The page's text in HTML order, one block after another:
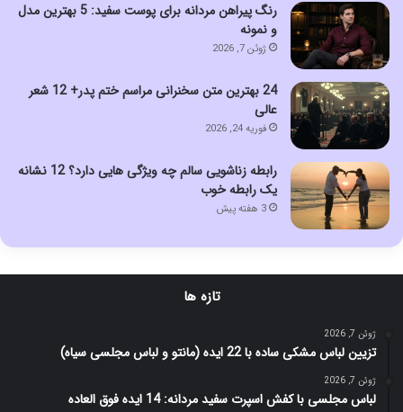
رنگ پیراهن مردانه برای پوست سفید: 5 بهترین مدل
و نمونه
ژوئن 7, 2026
24 بهترین متن سخنرانی مراسم ختم پدر+ 12 شعر
عالی
فوریه 24, 2026
رابطه زناشویی سالم چه ویژگی هایی دارد؟ 12 نشانه
یک رابطه خوب
3 هفته پیش
تازه ها
ژوئن 7, 2026
تزیین لباس مشکی ساده با 22 ایده (مانتو و لباس مجلسی سیاه)
ژوئن 7, 2026
لباس مجلسی با کفش اسپرت سفید مردانه: 14 ایده فوق العاده